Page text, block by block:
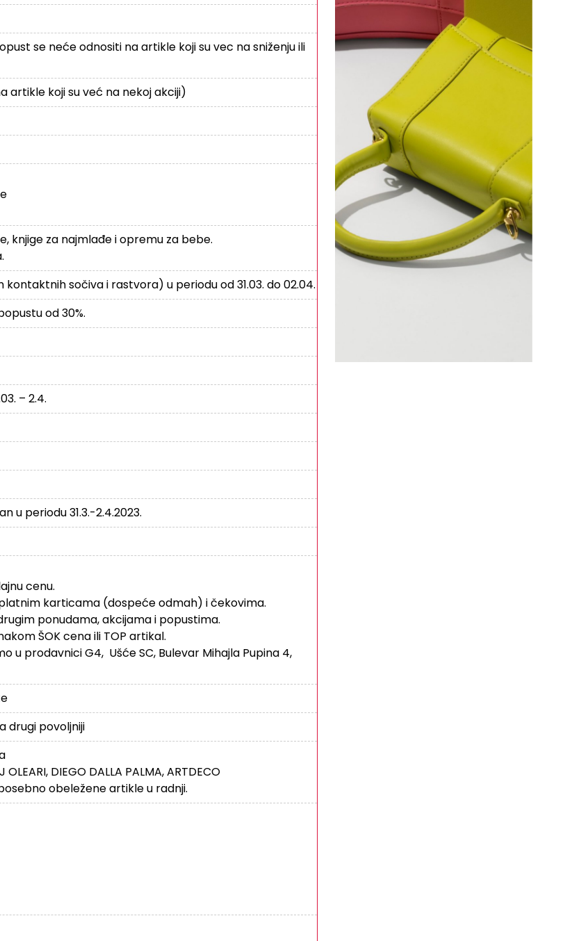
se neće odnositi na artikle koji su vec na sniženju ili
artikle koji su već na nekoj akciji)
knjige za najmlađe i opremu za bebe.
sočiva i rastvora) u periodu od 31.03. do 02.04.
od 30%.
– 2.4.
u periodu 31.3.-2.4.2023.
cenu.
karticama (dospeće odmah) i čekovima.
ponudama, akcijama i popustima.
ŠOK cena ili TOP artikal.
u prodavnici G4, Ušće SC, Bulevar Mihajla Pupina 4,
drugi povoljniji
DIEGO DALLA PALMA, ARTDECO
obeležene artikle u radnji.